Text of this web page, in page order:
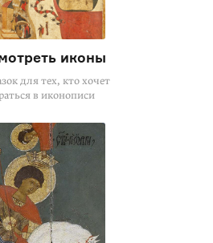
иконы
для тех, кто хочет
в иконописи